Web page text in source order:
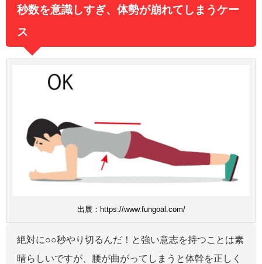
秒数を意識しすぎ、体勢が崩れてしまうケー
ス
出展：https://www.fungoal.com/
絶対に○○秒やり切るんだ！と強い意志を持つことは素
晴らしいですが、腰が曲がってしまうと体幹を正しく